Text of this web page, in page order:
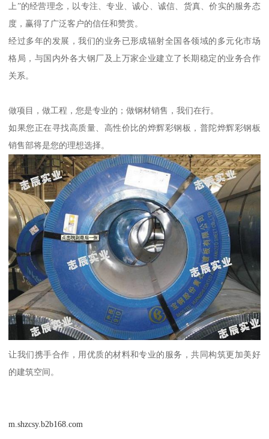
上”的经营理念，以专注、专业、诚心、诚信、货真、价实的服务态
度，赢得了广泛客户的信任和赞赏。
经过多年的发展，我们的业务已形成辐射全国各领域的多元化市场
格局，与国内外各大钢厂及上万家企业建立了长期稳定的业务合作
关系。
做项目，做工程，您是专业的；做钢材销售，我们在行。
如果您正在寻找高质量、高性价比的烨辉彩钢板，普陀烨辉彩钢板
销售部将是您的理想选择。
让我们携手合作，用优质的材料和专业的服务，共同构筑更加美好
的建筑空间。
m.shzcsy.b2b168.com